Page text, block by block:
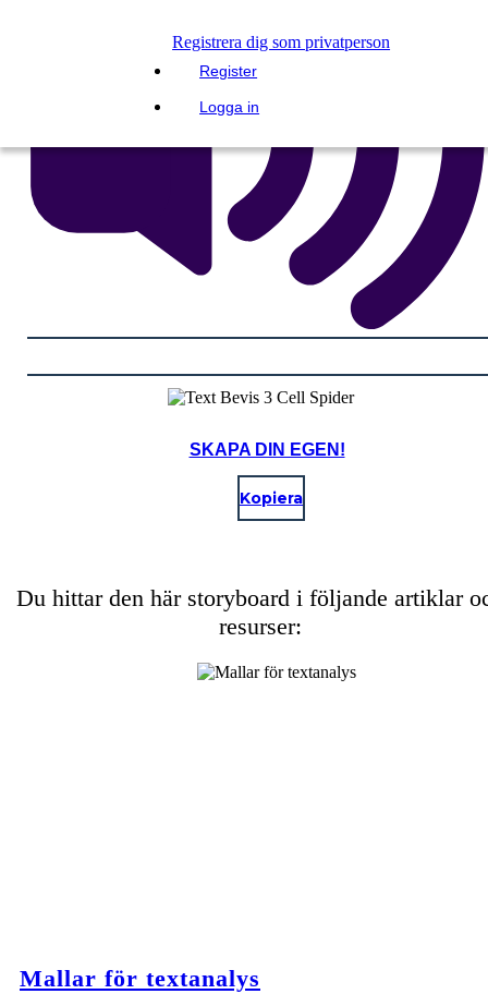
Registrera dig som privatperson
Register
Logga in
SKAPA DIN EGEN!
Kopiera
Du hittar den här storyboard i följande artiklar
resurser:
Mallar för textanalys